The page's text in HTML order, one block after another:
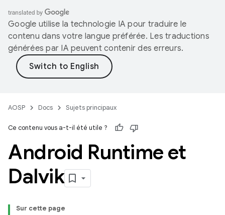
Google utilise la technologie IA pour traduire le
contenu dans votre langue préférée. Les traductions
générées par IA peuvent contenir des erreurs.
AOSP Docs Sujets principaux
Ce contenu vous a-t-il été utile ?
Android Runtime et
Dalvik
Sur cette page